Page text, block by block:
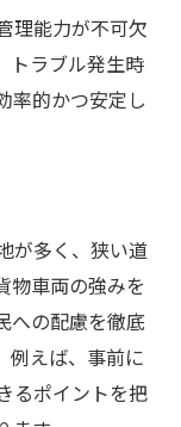
理能力が不可欠
トラブル発生時
率的かつ安定し
が多く、狭い道
物車両の強みを
への配慮を徹底
例えば、事前に
るポイントを把